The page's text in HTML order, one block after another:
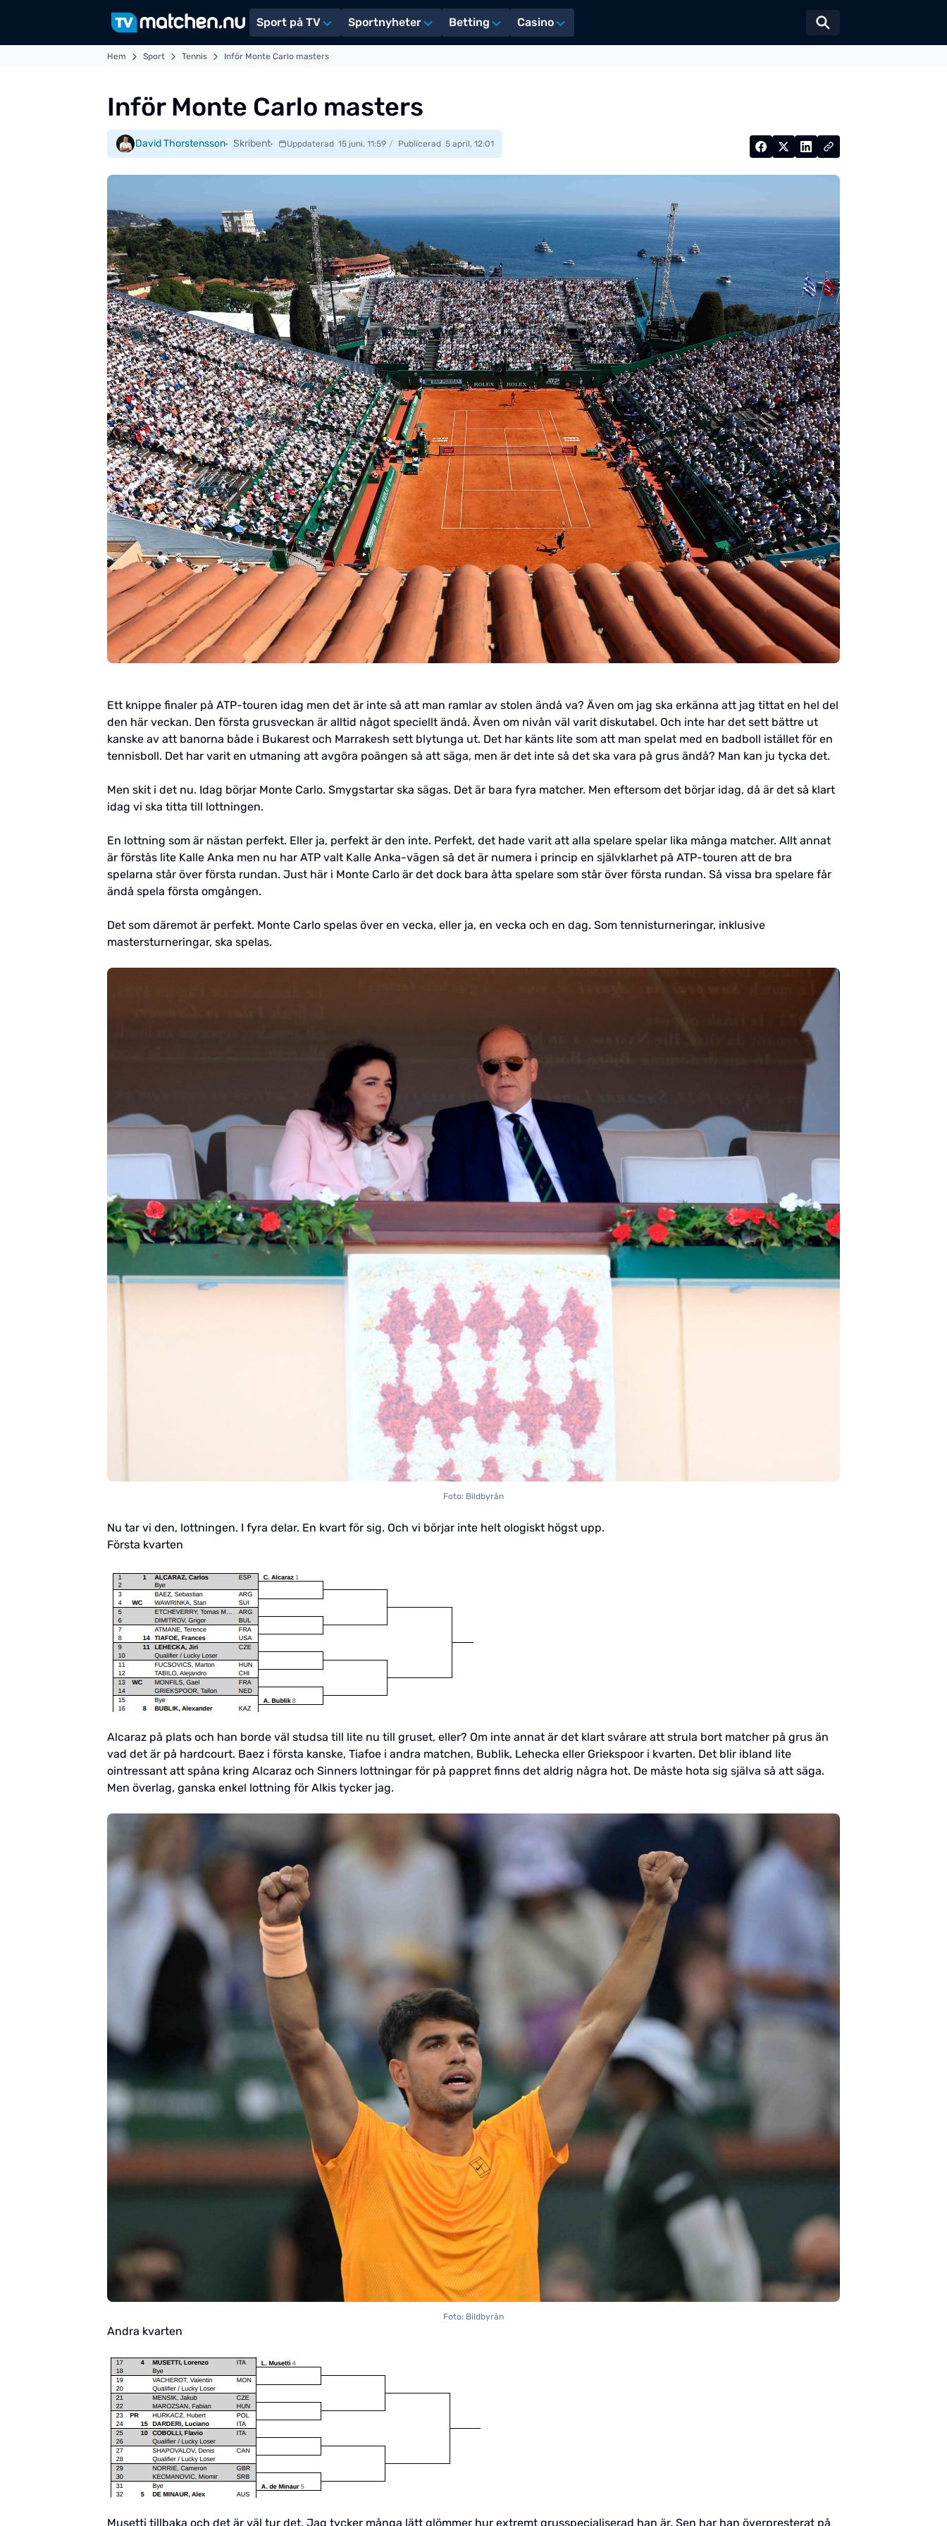
Sport på TV Sportnyheter Betting Casino Växla
Hem Sport Tennis Inför Monte Carlo masters
Inför Monte Carlo masters
David Thorstensson Skribent Uppdaterad 15 juni, 11:59 Publicerad 5 april, 12:01
Ett knippe finaler på ATP-touren idag men det är inte så att man ramlar av stolen ändå va? Även om jag ska erkänna att jag tittat en hel del
den här veckan. Den första grusveckan är alltid något speciellt ändå. Även om nivån väl varit diskutabel. Och inte har det sett bättre ut
kanske av att banorna både i Bukarest och Marrakesh sett blytunga ut. Det har känts lite som att man spelat med en badboll istället för en
tennisboll. Det har varit en utmaning att avgöra poängen så att säga, men är det inte så det ska vara på grus ändå? Man kan ju tycka det.
Men skit i det nu. Idag börjar Monte Carlo. Smygstartar ska sägas. Det är bara fyra matcher. Men eftersom det börjar idag, då är det så klart
idag vi ska titta till lottningen.
En lottning som är nästan perfekt. Eller ja, perfekt är den inte. Perfekt, det hade varit att alla spelare spelar lika många matcher. Allt annat
är förstås lite Kalle Anka men nu har ATP valt Kalle Anka-vägen så det är numera i princip en självklarhet på ATP-touren att de bra
spelarna står över första rundan. Just här i Monte Carlo är det dock bara åtta spelare som står över första rundan. Så vissa bra spelare får
ändå spela första omgången.
Det som däremot är perfekt. Monte Carlo spelas över en vecka, eller ja, en vecka och en dag. Som tennisturneringar, inklusive
mastersturneringar, ska spelas.
Foto: Bildbyrån
Nu tar vi den, lottningen. I fyra delar. En kvart för sig. Och vi börjar inte helt ologiskt högst upp.
Första kvarten
Alcaraz på plats och han borde väl studsa till lite nu till gruset, eller? Om inte annat är det klart svårare att strula bort matcher på grus än
vad det är på hardcourt. Baez i första kanske, Tiafoe i andra matchen, Bublik, Lehecka eller Griekspoor i kvarten. Det blir ibland lite
ointressant att spåna kring Alcaraz och Sinners lottningar för på pappret finns det aldrig några hot. De måste hota sig själva så att säga.
Men överlag, ganska enkel lottning för Alkis tycker jag.
Foto: Bildbyrån
Andra kvarten
Musetti tillbaka och det är väl tur det. Jag tycker många lätt glömmer hur extremt grusspecialiserad han är. Sen har han överpresterat på